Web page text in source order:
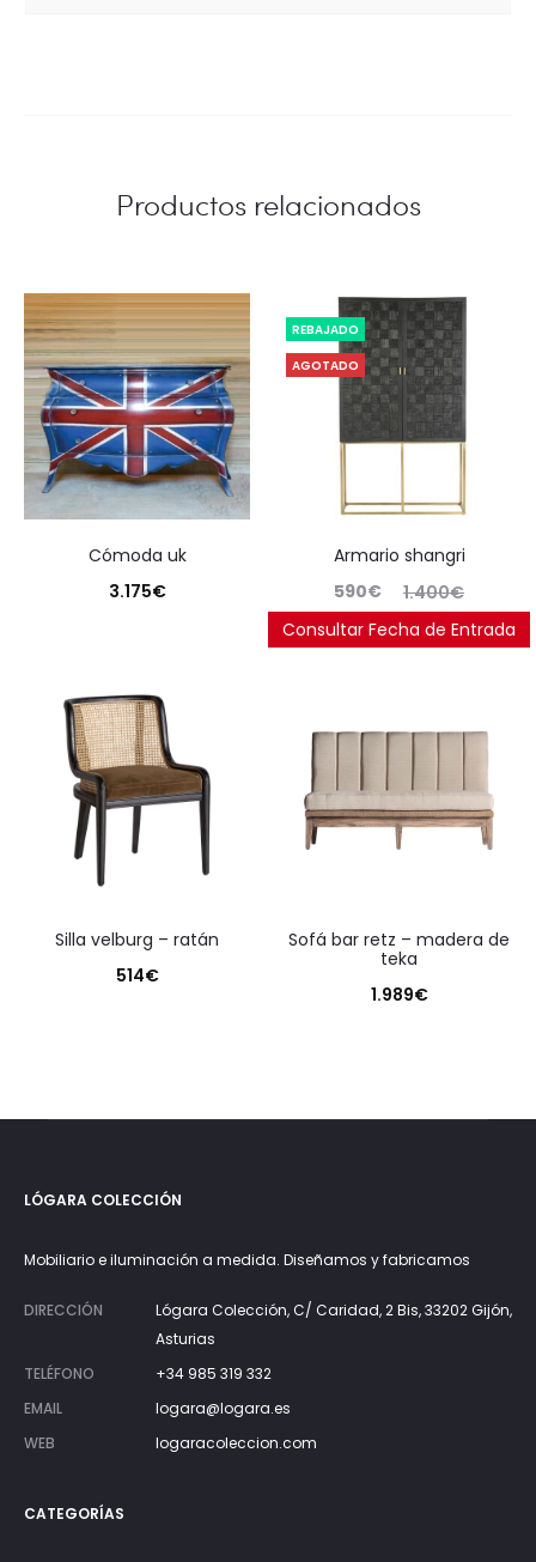
Productos relacionados
cómoda uk
3.175€
REBAJADO
AGOTADO
armario shangri
1.400€
El
precio
1.400€.
590€
precio
590€.
Ahorras:669€(57.9%)
Consultar Fecha de Entrada
silla velburg – ratán
514€
sofá bar retz – madera de
teka
1.989€
LÓGARA COLECCIÓN
Mobiliario e iluminación a medida. Diseñamos y fabricamos
DIRECCIÓN
Lógara Colección, C/ Caridad, 2 Bis, 33202 Gijón,
Asturias
TELÉFONO
+34 985 319 332
EMAIL
logara@logara.es
WEB
logaracoleccion.com
CATEGORÍAS